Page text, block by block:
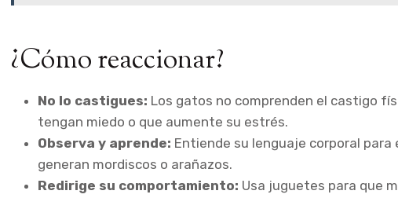
¿Cómo reaccionar?
No lo castigues: Los gatos no comprenden el castigo
tengan miedo o que aumente su estrés.
Observa y aprende: Entiende su lenguaje corporal
generan mordiscos o arañazos.
Redirige su comportamiento: Usa juguetes para que